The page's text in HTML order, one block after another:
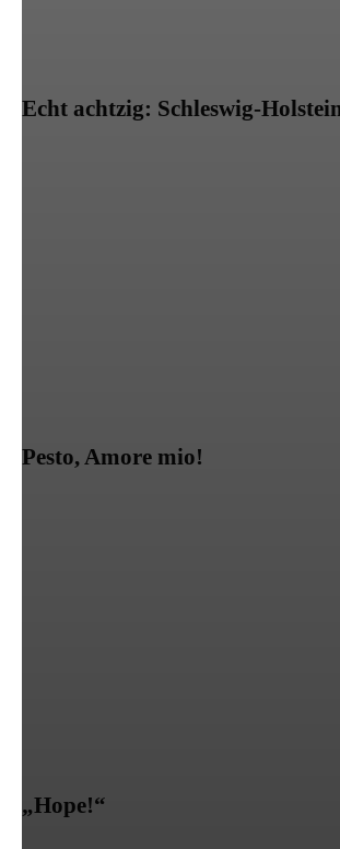
Echt achtzig: Schleswig-
Pesto, Amore mio!
„Hope!“